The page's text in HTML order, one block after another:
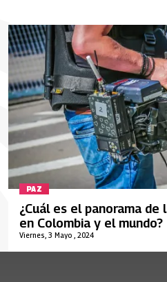
PAZ
Viernes, 3 Mayo , 2024
¿Cuál es el panorama
en Colombia y el mundo?